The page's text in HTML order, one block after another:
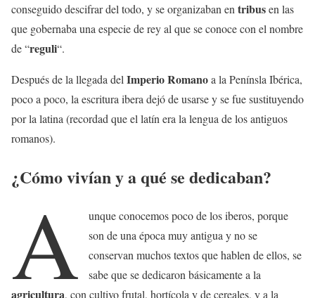
conseguido descifrar del todo, y se organizaban entribusen las
que gobernaba una especie de rey al que se conoce con el nombre
de “reguli“.
Después de la llegada delImperio Romanoa la Penínsla Ibérica,
poco a poco, la escritura ibera dejó de usarse y se fue sustituyendo
por la latina (recordad que el latín era la lengua de los antiguos
romanos).
¿Cómo vivían y a qué se dedicaban?
A
unque conocemos poco de los iberos, porque
son de una época muy antigua y no se
conservan muchos textos que hablen de ellos, se
sabe que se dedicaron básicamente a la
agricultura, con cultivo frutal, hortícola y de cereales, y a la